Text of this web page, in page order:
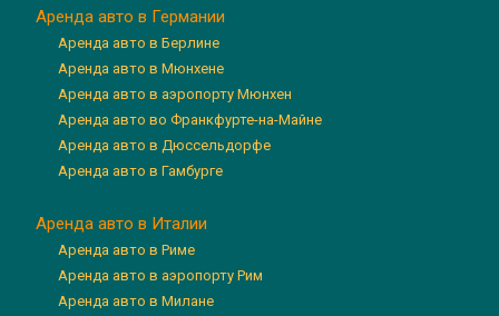
Аренда авто в Германии
Аренда авто в Берлине
Аренда авто в Мюнхене
Аренда авто в аэропорту Мюнхен
Аренда авто во Франкфурте-на-Майне
Аренда авто в Дюссельдорфе
Аренда авто в Гамбурге
Аренда авто в Италии
Аренда авто в Риме
Аренда авто в аэропорту Рим
Аренда авто в Милане